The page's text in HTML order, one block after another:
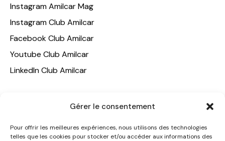
Gérer le consentement
Pour offrir les meilleures expériences, nous utilisons des technologies
telles que les cookies pour stocker et/ou accéder aux informations des
Instagram Amilcar Mag
Instagram Club Amilcar
Facebook Club Amilcar
Youtube Club Amilcar
LinkedIn Club Amilcar
AMILCAR TRAVEL CLUB